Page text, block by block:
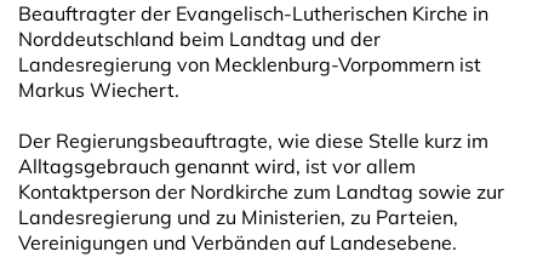
Beauftragter der Evangelisch-Lutherischen Kirche in
Norddeutschland beim Landtag und der
Landesregierung von Mecklenburg-Vorpommern ist
Markus Wiechert.
Der Regierungsbeauftragte, wie diese Stelle kurz im
Alltagsgebrauch genannt wird, ist vor allem
Kontaktperson der Nordkirche zum Landtag sowie zur
Landesregierung und zu Ministerien, zu Parteien,
Vereinigungen und Verbänden auf Landesebene.